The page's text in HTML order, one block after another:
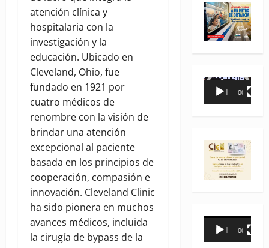
atención clínica y
hospitalaria con la
investigación y la
educación. Ubicado en
Cleveland, Ohio, fue
fundado en 1921 por
cuatro médicos de
renombre con la visión de
brindar una atención
excepcional al paciente
basada en los principios de
cooperación, compasión e
innovación. Cleveland Clinic
ha sido pionera en muchos
avances médicos, incluida
la cirugía de bypass de la
Reproductor
00:00 00:35
Reproductor
00:00 00:31